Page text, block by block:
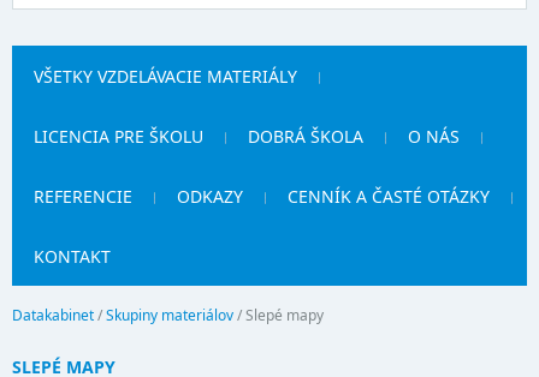
VŠETKY VZDELÁVACIE MATERIÁLY
LICENCIA PRE ŠKOLU DOBRÁ ŠKOLA O NÁS
REFERENCIE ODKAZY CENNÍK A ČASTÉ OTÁZKY
KONTAKT
Datakabinet/Skupiny materiálov/Slepé mapy
SLEPÉ MAPY